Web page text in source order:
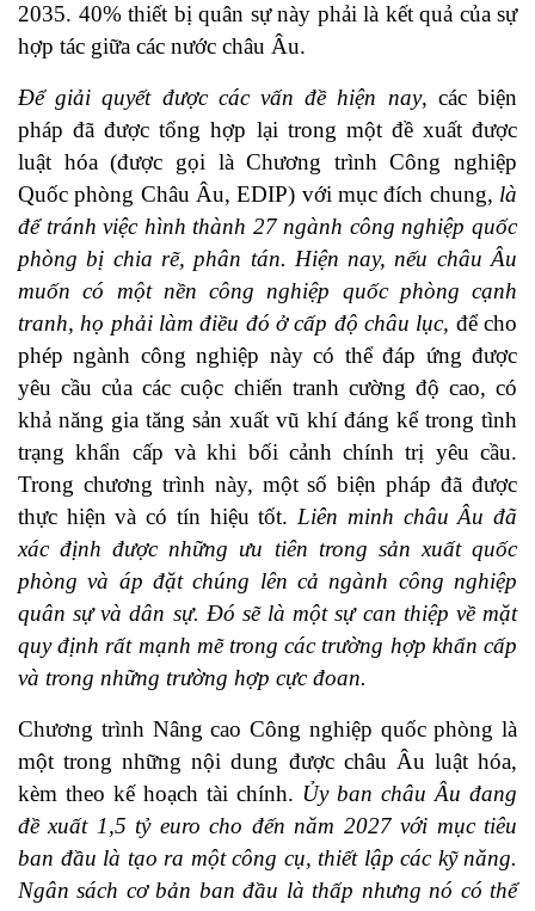
2035. 40% thiết bị quân sự này phải là kết quả của sự
hợp tác giữa các nước châu Âu.
Để giải quyết được các vấn đề hiện nay, các biện
pháp đã được tổng hợp lại trong một đề xuất được
luật hóa (được gọi là Chương trình Công nghiệp
Quốc phòng Châu Âu, EDIP) với mục đích chung, là
để tránh việc hình thành 27 ngành công nghiệp quốc
phòng bị chia rẽ, phân tán. Hiện nay, nếu châu Âu
muốn có một nền công nghiệp quốc phòng cạnh
tranh, họ phải làm điều đó ở cấp độ châu lục, để cho
phép ngành công nghiệp này có thể đáp ứng được
yêu cầu của các cuộc chiến tranh cường độ cao, có
khả năng gia tăng sản xuất vũ khí đáng kể trong tình
trạng khẩn cấp và khi bối cảnh chính trị yêu cầu.
Trong chương trình này, một số biện pháp đã được
thực hiện và có tín hiệu tốt.Liên minh châu Âu đã
xác định được những ưu tiên trong sản xuất quốc
phòng và áp đặt chúng lên cả ngành công nghiệp
quân sự và dân sự. Đó sẽ là một sự can thiệp về mặt
quy định rất mạnh mẽ trong các trường hợp khẩn cấp
và trong những trường hợp cực đoan.
Chương trình Nâng cao Công nghiệp quốc phòng là
một trong những nội dung được châu Âu luật hóa,
kèm theo kế hoạch tài chính. Ủy ban châu Âu đang
đề xuất 1,5 tỷ euro cho đến năm 2027 với mục tiêu
ban đầu là tạo ra một công cụ, thiết lập các kỹ năng.
Ngân sách cơ bản ban đầu là thấp nhưng nó có thể